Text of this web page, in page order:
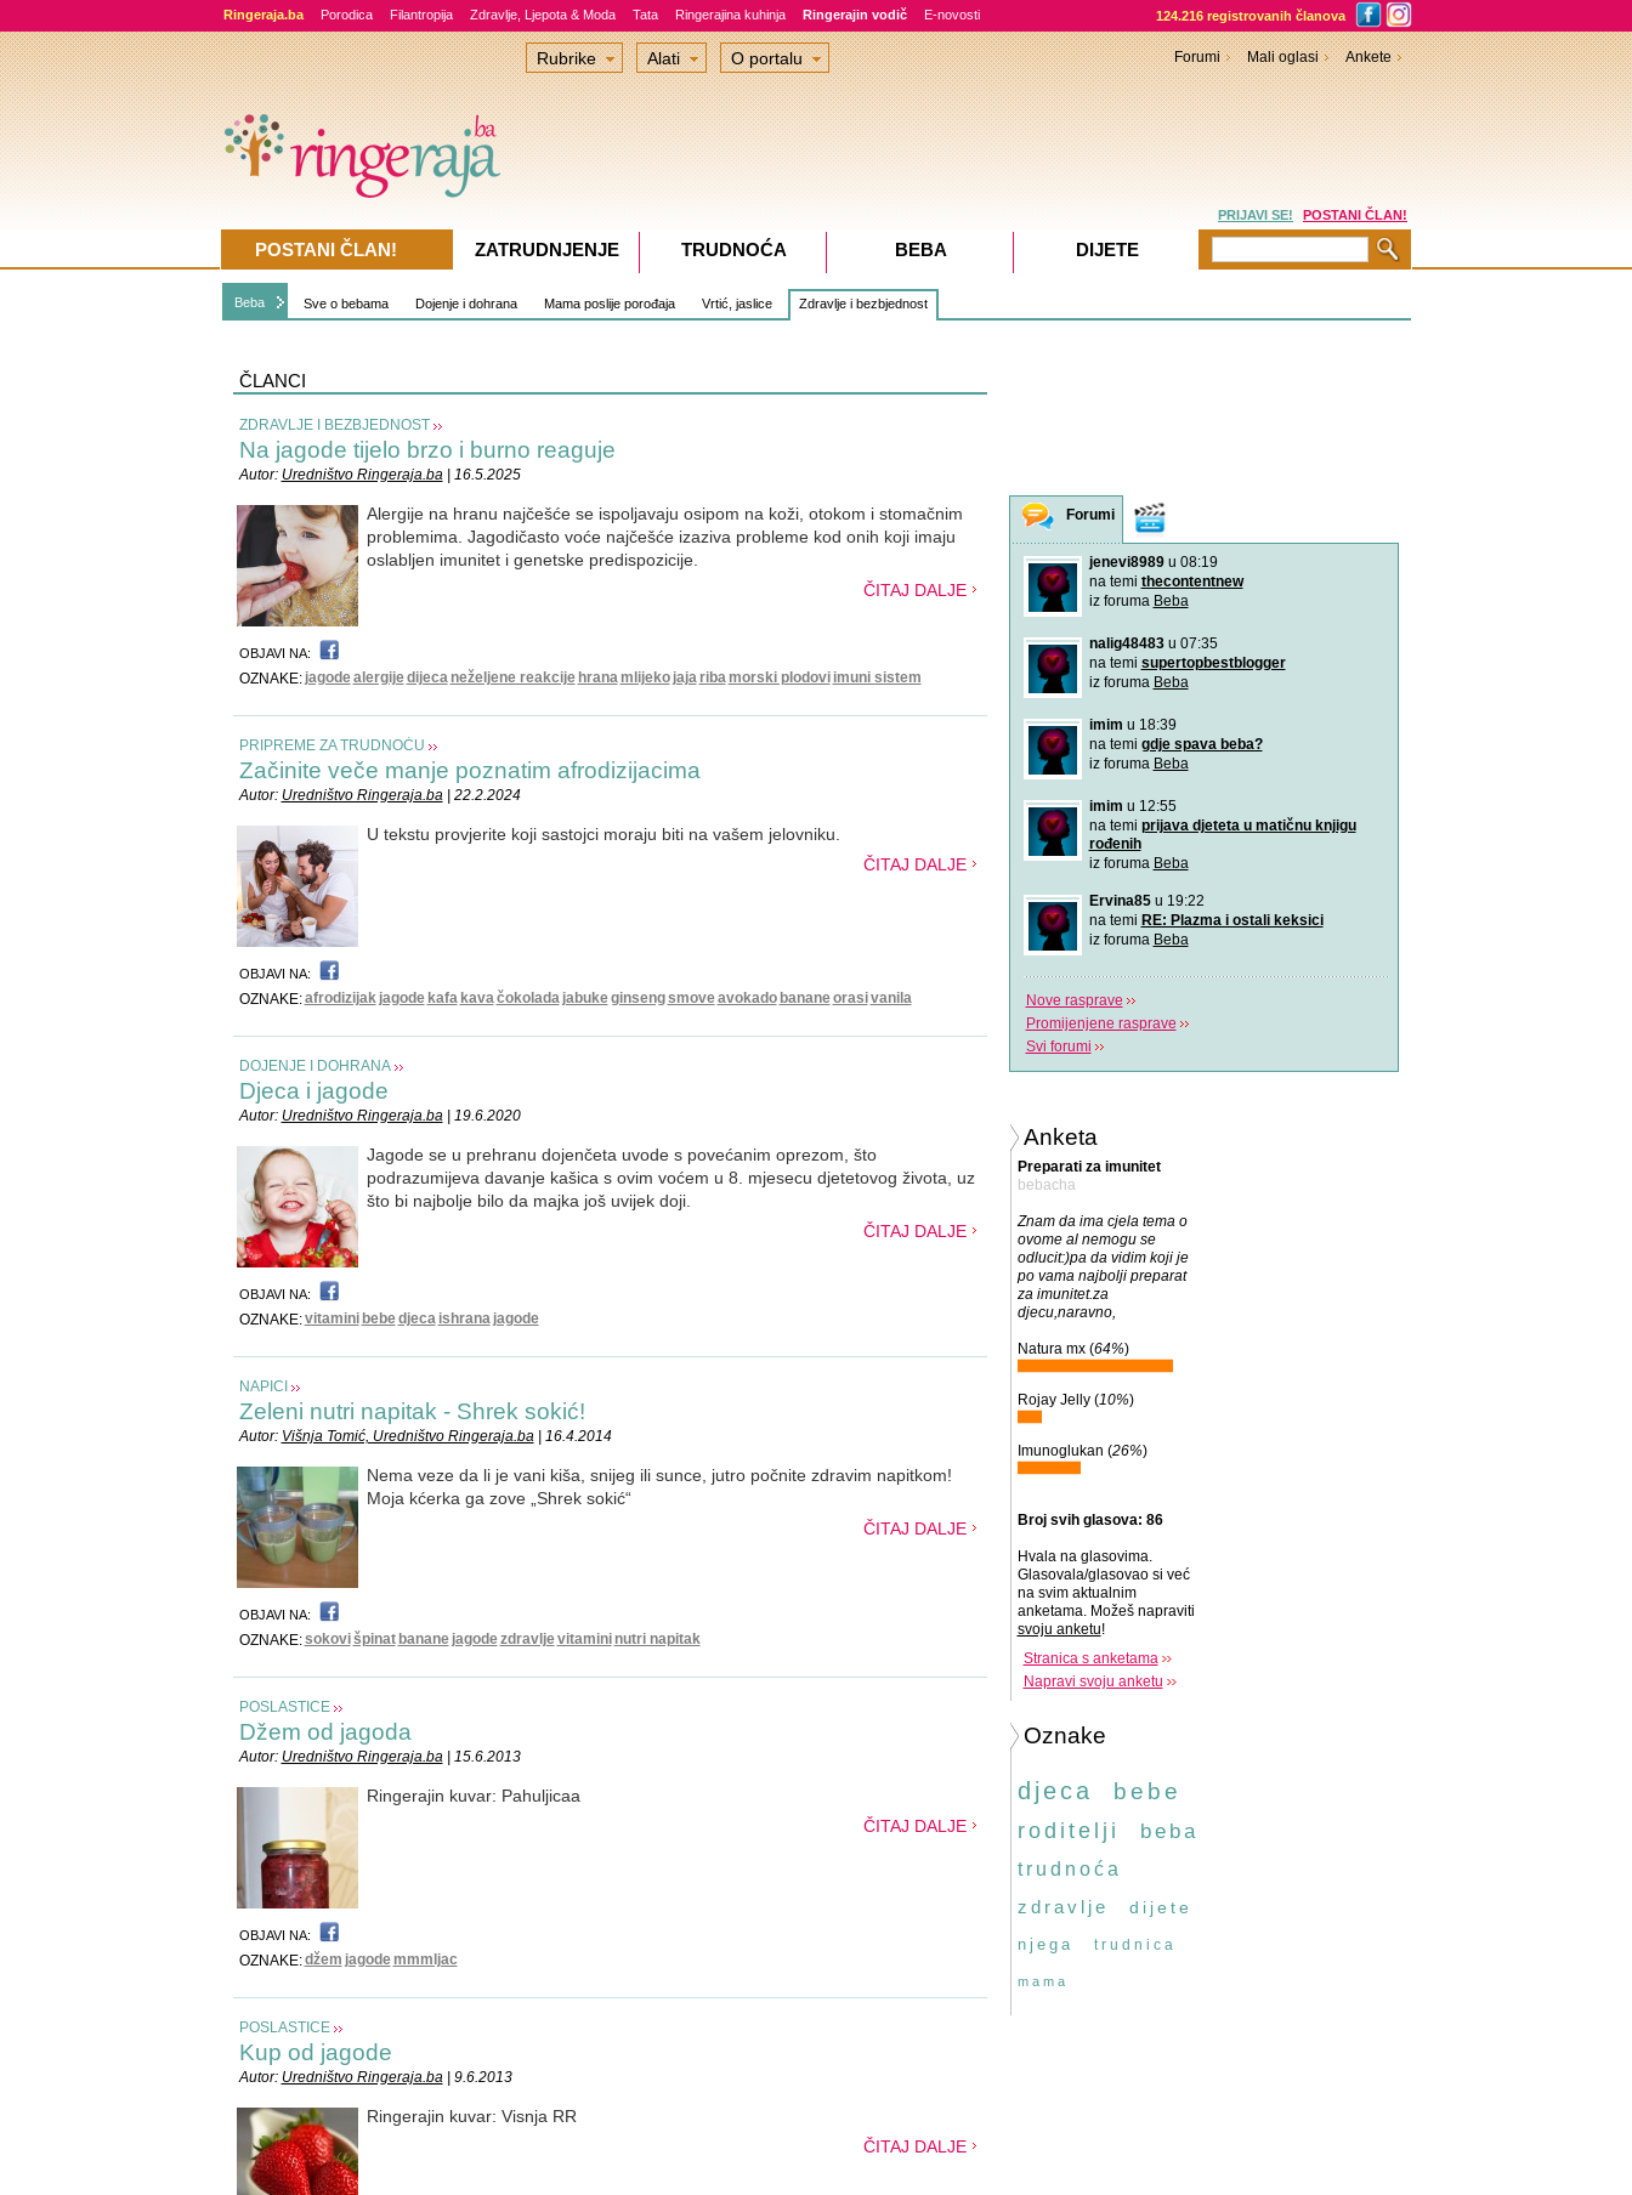
Ringeraja.ba Porodica Filantropija Zdravlje, Ljepota & Moda Tata Ringerajina kuhinja Ringerajin vodič E-novosti 124.216 registrovanih članova
Beba Sve o bebama Dojenje i dohrana Mama poslije porođaja Vrtić, jaslice Zdravlje i bezbjednost
ČLANCI
ZDRAVLJE I BEZBJEDNOST
Na jagode tijelo brzo i burno reaguje
Autor: Uredništvo Ringeraja.ba| 16.5.2025
Alergije na hranu najčešće se ispoljavaju osipom na koži, otokom i stomačnim
problemima. Jagodičasto voće najčešće izaziva probleme kod onih koji imaju
oslabljen imunitet i genetske predispozicije.
ČITAJ DALJE
OBJAVI NA:
OZNAKE: jagodealergijedijeca neželjene reakcije hrana mlijeko jaja riba morski plodovi imuni sistem
PRIPREME ZA TRUDNOĆU
Začinite veče manje poznatim afrodizijacima
Autor: Uredništvo Ringeraja.ba| 22.2.2024
U tekstu provjerite koji sastojci moraju biti na vašem jelovniku.
ČITAJ DALJE
OBJAVI NA:
OZNAKE:afrodizijak jagode kafa kavačokolada jabukeginsengsmoveavokado bananeorasivanila
DOJENJE I DOHRANA
Djeca i jagode
Autor: Uredništvo Ringeraja.ba| 19.6.2020
Jagode se u prehranu dojenčeta uvode s povećanim oprezom, što
podrazumijeva davanje kašica s ovim voćem u 8. mjesecu djetetovog života, uz
što bi najbolje bilo da majka još uvijek doji.
ČITAJ DALJE
OBJAVI NA:
OZNAKE:vitamini bebedjeca ishrana jagode
NAPICI
Zeleni nutri napitak - Shrek sokić!
Autor: Višnja Tomić, Uredništvo Ringeraja.ba| 16.4.2014
Nema veze da li je vani kiša, snijeg ili sunce, jutro počnite zdravim napitkom!
Moja kćerka ga zove „Shrek sokić“
ČITAJ DALJE
OBJAVI NA:
OZNAKE:sokovišpinat banane jagodezdravljevitamini nutri napitak
POSLASTICE
Džem od jagoda
Autor: Uredništvo Ringeraja.ba| 15.6.2013
Ringerajin kuvar: Pahuljicaa
ČITAJ DALJE
OBJAVI NA:
OZNAKE:džem jagode mmmljac
POSLASTICE
Kup od jagode
Autor: Uredništvo Ringeraja.ba| 9.6.2013
Ringerajin kuvar: Visnja RR
ČITAJ DALJE
Forumi
jenevi8989u 08:19
na temi thecontentnew
iz foruma Beba
nalig48483u 07:35
na temi supertopbestblogger
iz foruma Beba
imim u 18:39
na temi gdje spava beba?
iz foruma Beba
imim u 12:55
na temi prijava djeteta u matičnu knjigu
rođenih
iz foruma Beba
Ervina85u 19:22
na temi RE: Plazma i ostali keksici
iz foruma Beba
Nove rasprave
Promijenjene rasprave
Svi forumi
Anketa
Preparati za imunitet
bebacha
Znam da ima cjela tema o
ovome al nemogu se
odlucit:)pa da vidim koji je
po vama najbolji preparat
za imunitet.za
djecu,naravno,
Natura mx (64%)
Rojay Jelly (10%)
Imunoglukan (26%)
Broj svih glasova: 86
Hvala na glasovima.
Glasovala/glasovao si već
na svim aktualnim
anketama. Možeš napraviti
svoju anketu!
Stranica s anketama
Napravi svoju anketu
Oznake
djeca bebe
roditelji beba
trudnoća
zdravlje
dijete
njega trudnica
mama
Rubrike Alati O portalu Forumi Mali oglasi Ankete
PRIJAVI SE! POSTANI ČLAN!
POSTANI ČLAN! ZATRUDNJENJE TRUDNOĆA BEBA DIJETE